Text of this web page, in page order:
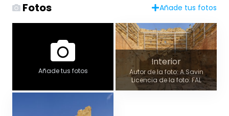
Fotos Añade tus fotos
Añade tus fotos
Interior
Autor de la foto: A.Savin
Licencia de la foto: FAL